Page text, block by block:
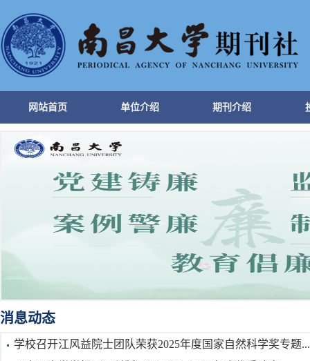
网站首页 单位介绍 期刊介绍
消息动态
学校召开江风益院士团队荣获2025年度国家自然科学奖专题...